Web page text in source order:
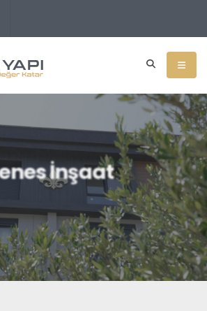
İnşaat
steti ikası Binalar.